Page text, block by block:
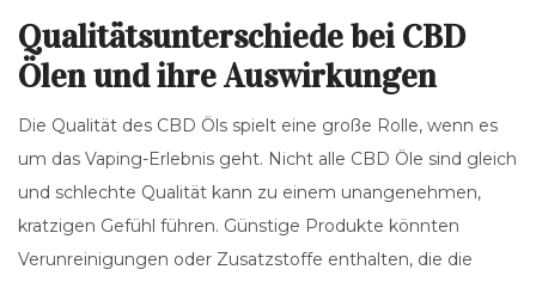
Qualitätsunterschiede bei CBD
Ölen und ihre Auswirkungen
Die Qualität des CBD Öls spielt eine große Rolle, wenn es
um das Vaping-Erlebnis geht. Nicht alle CBD Öle sind gleich
und schlechte Qualität kann zu einem unangenehmen,
kratzigen Gefühl führen. Günstige Produkte könnten
Verunreinigungen oder Zusatzstoffe enthalten, die die